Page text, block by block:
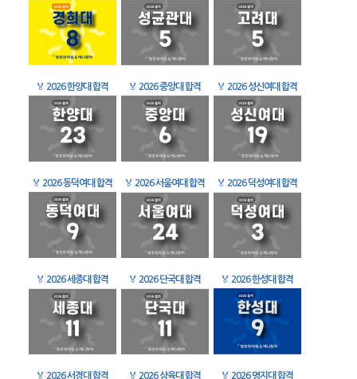
🏅 2026 한양대 합격 🏅 2026 중앙대 합격 🏅 2026 성신여대 합격
🏅 2026 동덕여대 합격 🏅 2026 서울여대 합격 🏅 2026 덕성여대 합격
🏅 2026 세종대 합격 🏅 2026 단국대 합격 🏅 2026 한성대 합격
🏅 2026 서경대 합격 🏅 2026 삼육대 합격 🏅 2026 명지대 합격